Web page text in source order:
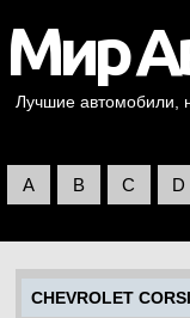
Лучшие автомобили,
A B C D
CHEVROLET